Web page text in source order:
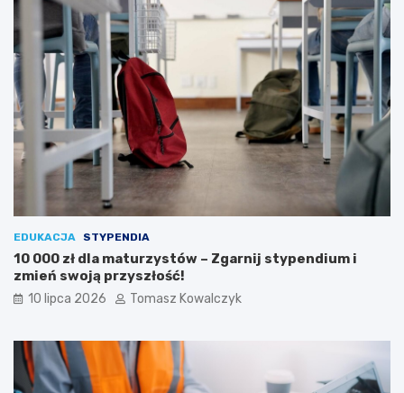
EDUKACJA STYPENDIA
10 000 zł dla maturzystów – Zgarnij stypendium i
zmień swoją przyszłość!
10 lipca 2026 Tomasz Kowalczyk